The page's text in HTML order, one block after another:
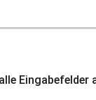
Eingabefelder